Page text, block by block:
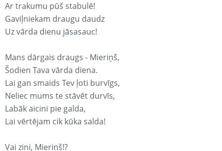
Ar trakumu pūš stabulē!
Gaviļniekam draugu daudz
Uz vārda dienu jāsasauc!
Mans dārgais draugs - Mieriņš,
Šodien Tava vārda diena.
Lai gan smaids Tev ļoti burvīgs,
Neliec mums te stāvēt durvīs,
Labāk aicini pie galda,
Lai vērtējam cik kūka salda!
Vai zini, Mieriņš!?